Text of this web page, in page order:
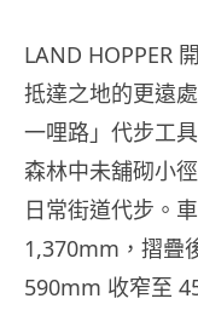
LAND HOPPER
抵達之地的更遠
一哩路」代步工
森林中未舖砌小
日常街道代步。
1,370mm，摺疊
590mm 收窄至